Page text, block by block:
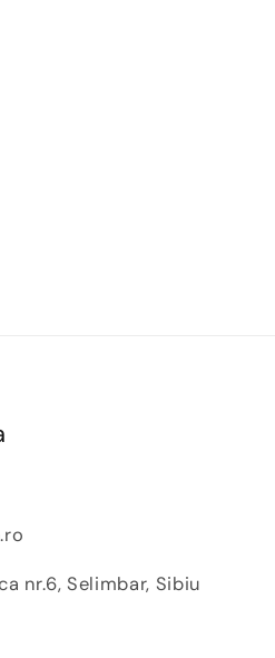
nr.6, Selimbar, Sibiu